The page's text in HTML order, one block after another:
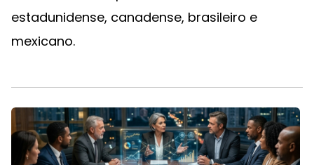
estadunidense, canadense, brasileiro e
mexicano.